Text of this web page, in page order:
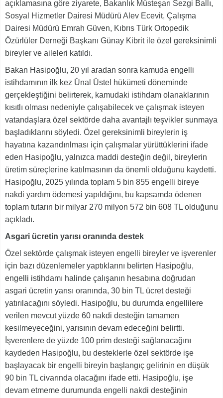
açıklamasına göre ziyarete, Bakanlık Müsteşarı Sezgi Ballı,
Sosyal Hizmetler Dairesi Müdürü Alev Ecevit, Çalışma
Dairesi Müdürü Emrah Güven, Kıbrıs Türk Ortopedik
Özürlüler Derneği Başkanı Günay Kibrit ile özel gereksinimli
bireyler ve aileleri katıldı.
Bakan Hasipoğlu, 20 yıl aradan sonra kamuda engelli
istihdamının ilk kez Ünal Üstel hükümeti döneminde
gerçekleştiğini belirterek, kamudaki istihdam olanaklarının
kısıtlı olması nedeniyle çalışabilecek ve çalışmak isteyen
vatandaşlara özel sektörde daha avantajlı teşvikler sunmaya
başladıklarını söyledi. Özel gereksinimli bireylerin iş
hayatına kazandırılması için çalışmalar yürüttüklerini ifade
eden Hasipoğlu, yalnızca maddi desteğin değil, bireylerin
üretim süreçlerine katılmasının da önemli olduğunu kaydetti.
Hasipoğlu, 2025 yılında toplam 5 bin 855 engelli bireye
nakdi yardım ödemesi yapıldığını, bu kapsamda ödenen
toplam tutarın bir milyar 270 milyon 572 bin 608 TL olduğunu
açıkladı.
Asgari ücretin yarısı oranında destek
Özel sektörde çalışmak isteyen engelli bireyler ve işverenler
için bazı düzenlemeler yaptıklarını belirten Hasipoğlu,
engelli istihdamı halinde çalışanın hesabına doğrudan
asgari ücretin yarısı oranında, 30 bin TL ücret desteği
yatırılacağını söyledi. Hasipoğlu, bu durumda engellilere
verilen mevcut yüzde 60 nakdi desteğin tamamen
kesilmeyeceğini, yarısının devam edeceğini belirtti.
İşverenlere de yüzde 100 prim desteği sağlanacağını
kaydeden Hasipoğlu, bu desteklerle özel sektörde işe
başlayacak bir engelli bireyin başlangıç gelirinin en düşük
90 bin TL civarında olacağını ifade etti. Hasipoğlu, işe
devam etmeme durumunda engelli nakdi desteğinin